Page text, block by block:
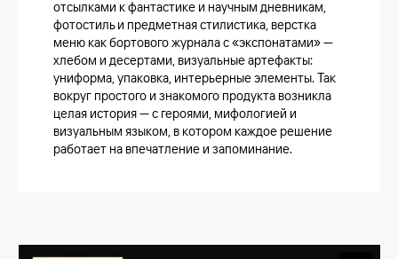
отсылками к фантастике и научным дневникам,
фотостиль и предметная стилистика, верстка
меню как бортового журнала с «экспонатами» —
хлебом и десертами, визуальные артефакты:
униформа, упаковка, интерьерные элементы. Так
вокруг простого и знакомого продукта возникла
целая история — с героями, мифологией и
визуальным языком, в котором каждое решение
работает на впечатление и запоминание.